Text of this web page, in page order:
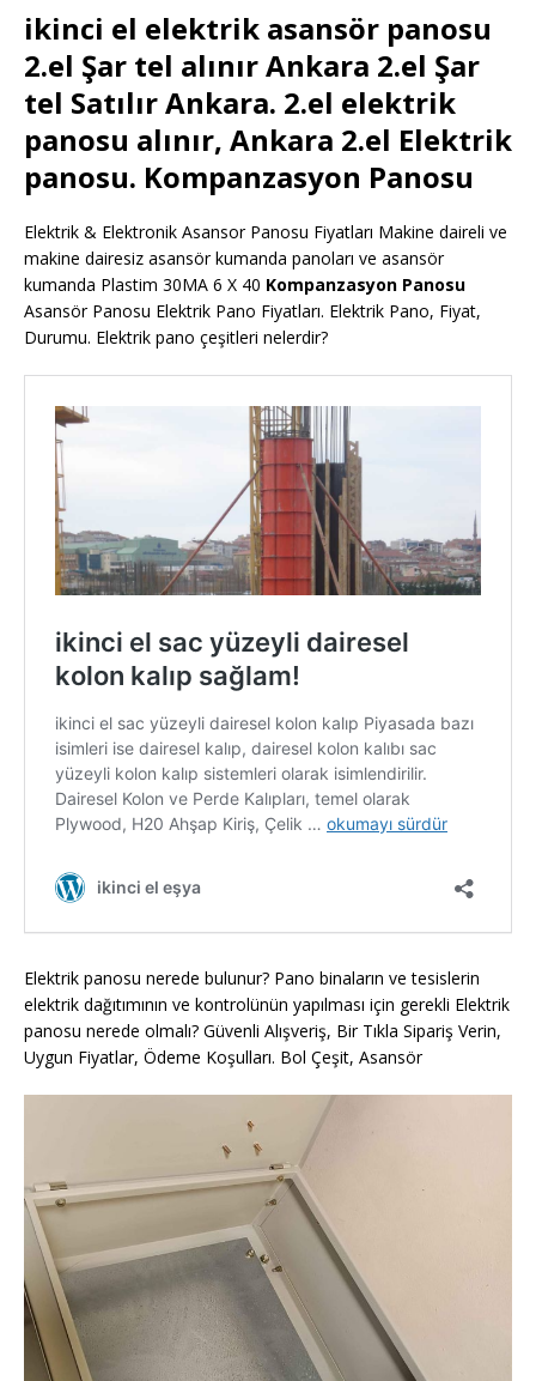
ikinci el elektrik asansör panosu
2.el Şar tel alınır Ankara 2.el Şar
tel Satılır Ankara. 2.el elektrik
panosu alınır, Ankara 2.el Elektrik
panosu. Kompanzasyon Panosu
Elektrik & Elektronik Asansor Panosu Fiyatları Makine daireli ve
makine dairesiz asansör kumanda panoları ve asansör
kumanda Plastim 30MA 6 X 40 Kompanzasyon Panosu
Asansör Panosu Elektrik Pano Fiyatları. Elektrik Pano, Fiyat,
Durumu. Elektrik pano çeşitleri nelerdir?
Elektrik panosu nerede bulunur? Pano binaların ve tesislerin
elektrik dağıtımının ve kontrolünün yapılması için gerekli Elektrik
panosu nerede olmalı? Güvenli Alışveriş, Bir Tıkla Sipariş Verin,
Uygun Fiyatlar, Ödeme Koşulları. Bol Çeşit, Asansör